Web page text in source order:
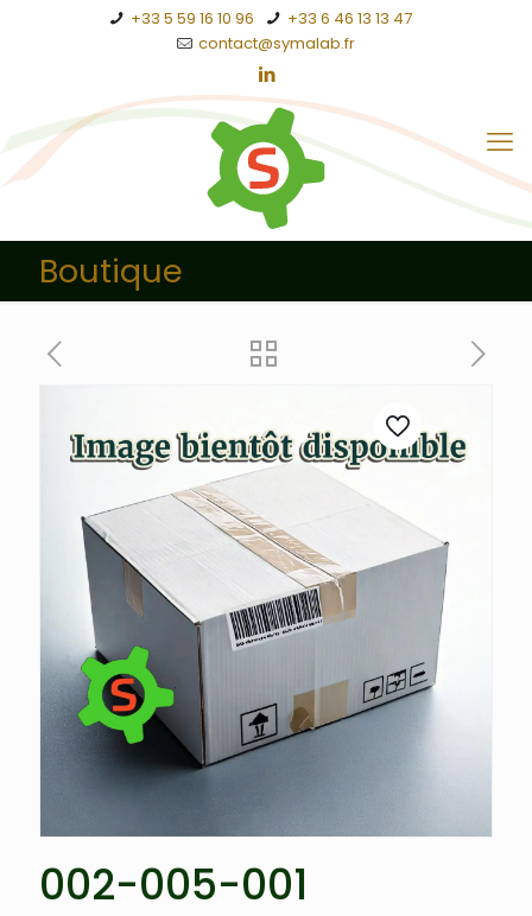
+33 5 59 16 10 96
+33 6 46 13 13 47
contact@symalab.fr
Boutique
002-005-001